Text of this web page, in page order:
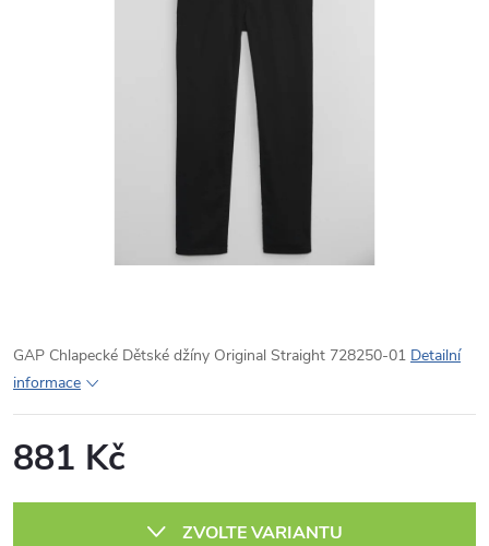
GAP Chlapecké Dětské džíny Original Straight 728250-01 Detailní
informace
881 Kč
ZVOLTE VARIANTU